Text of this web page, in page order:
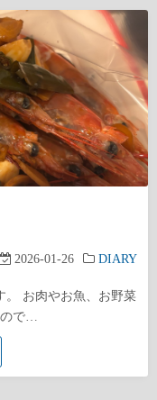
2026-01-26 DIARY
。 お肉やお魚、お野菜
ので…